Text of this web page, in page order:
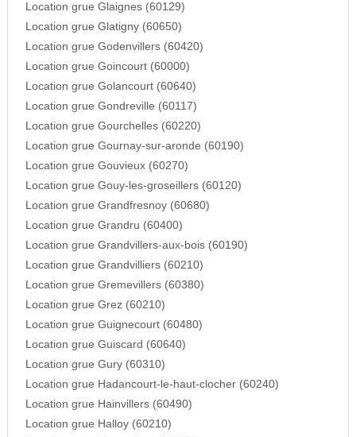
Location grue Glaignes (60129)
Location grue Glatigny (60650)
Location grue Godenvillers (60420)
Location grue Goincourt (60000)
Location grue Golancourt (60640)
Location grue Gondreville (60117)
Location grue Gourchelles (60220)
Location grue Gournay-sur-aronde (60190)
Location grue Gouvieux (60270)
Location grue Gouy-les-groseillers (60120)
Location grue Grandfresnoy (60680)
Location grue Grandru (60400)
Location grue Grandvillers-aux-bois (60190)
Location grue Grandvilliers (60210)
Location grue Gremevillers (60380)
Location grue Grez (60210)
Location grue Guignecourt (60480)
Location grue Guiscard (60640)
Location grue Gury (60310)
Location grue Hadancourt-le-haut-clocher (60240)
Location grue Hainvillers (60490)
Location grue Halloy (60210)